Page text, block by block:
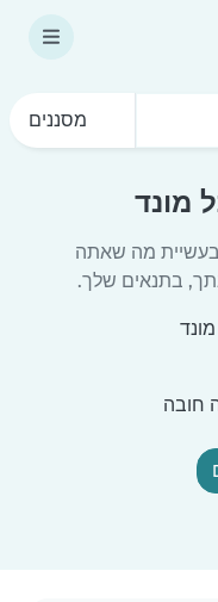
מסננים
מונד
בעשיית מה שאתה
בתנאים שלך.
חובה